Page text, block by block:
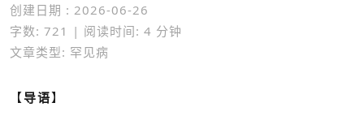
创建日期 : 2026-06-26
字数: 721 | 阅读时间: 4 分钟
文章类型: 罕见病
【 导语】